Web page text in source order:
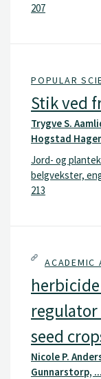
207
POPULAR
Stik ved
Trygve S.
Hogstad
Jord- og
belgvekster,
213
ACADEMIC
seed
Nicole P.
Gunnarstorp, ...